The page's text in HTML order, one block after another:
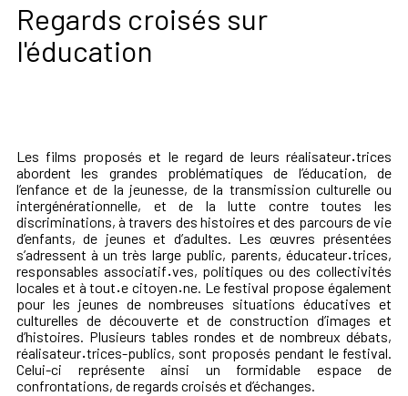
Regards croisés sur
l'éducation
Les films proposés et le regard de leurs réalisateur·trices
abordent les grandes problématiques de l’éducation, de
l’enfance et de la jeunesse, de la transmission culturelle ou
intergénérationnelle, et de la lutte contre toutes les
discriminations, à travers des histoires et des parcours de vie
d’enfants, de jeunes et d’adultes. Les œuvres présentées
s’adressent à un très large public, parents, éducateur·trices,
responsables associatif·ves, politiques ou des collectivités
locales et à tout·e citoyen·ne. Le festival propose également
pour les jeunes de nombreuses situations éducatives et
culturelles de découverte et de construction d’images et
d’histoires. Plusieurs tables rondes et de nombreux débats,
réalisateur·trices-publics, sont proposés pendant le festival.
Celui-ci représente ainsi un formidable espace de
confrontations, de regards croisés et d’échanges.